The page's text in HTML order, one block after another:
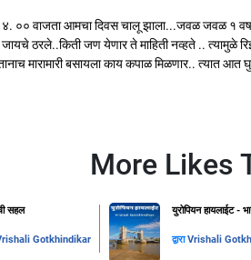
वाजता आमचा दिवस चालू झाला...जवळ जवळ १
ठरले..किती जण येणार ते माहिती नव्हते .. त्यामुळे
मारामारी बसायला काय कपाळ मिळणार.. त्यात
More Likes
सहल
Gotkhindikar
युरोपियन हायलाईट -
द्वाराVrishali